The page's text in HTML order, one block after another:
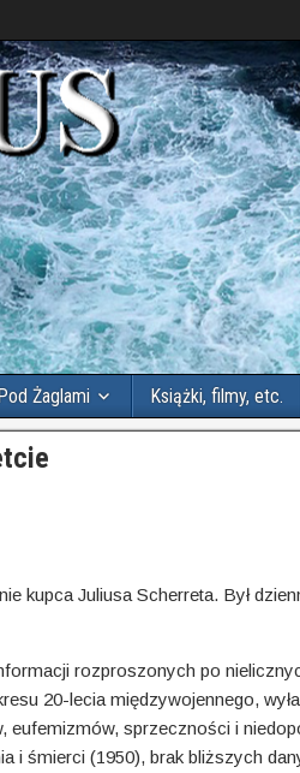
Żaglami Książki, filmy, etc.
kupca Juliusa Scherreta. Był
rozproszonych po
20-lecia międzywojennego,
eufemizmów, sprzeczności i
i śmierci (1950), brak bliższych